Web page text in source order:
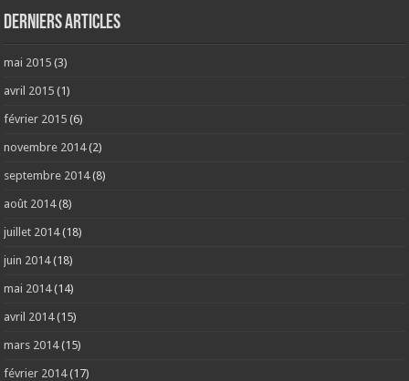
Derniers articles
mai 2015 (3)
avril 2015 (1)
février 2015 (6)
novembre 2014(2)
septembre 2014(8)
août 2014(8)
juillet 2014(18)
juin 2014(18)
mai 2014(14)
avril 2014(15)
mars 2014(15)
février 2014(17)